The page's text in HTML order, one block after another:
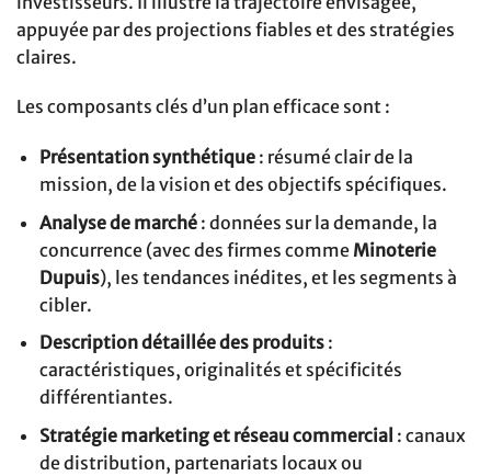
appuyée par des projections fiables et des stratégies
claires.
Les composants clés d’un plan efficace sont :
Présentation synthétique: résumé clair de la
mission, de la vision et des objectifs spécifiques.
Analyse de marché: données sur la demande, la
concurrence (avec des firmes comme Minoterie
Dupuis), les tendances inédites, et les segments à
cibler.
Description détaillée des produits:
caractéristiques, originalités et spécificités
différentiantes.
Stratégie marketing et réseau commercial : canaux
de distribution, partenariats locaux ou